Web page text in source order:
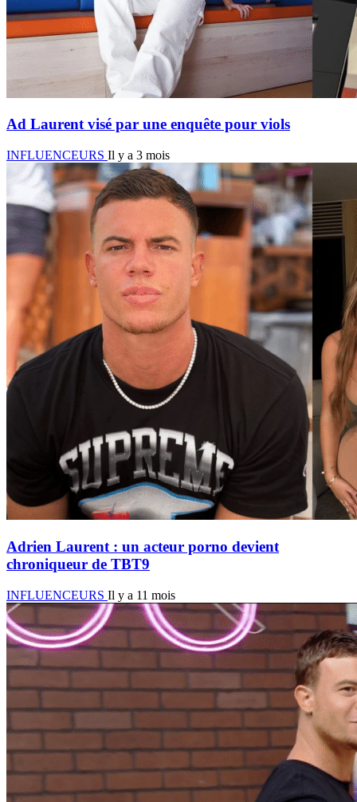
Ad Laurent visé par une enquête pour viols
INFLUENCEURS Il y a 3 mois
Adrien Laurent : un acteur porno devient
chroniqueur de TBT9
INFLUENCEURS Il y a 11 mois